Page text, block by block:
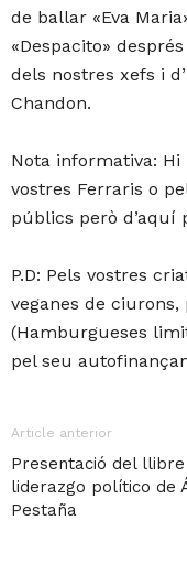
de ballar «Eva
«Despacito»
dels nostres xefs i
Chandon.
Nota informativa:
vostres Ferraris o
públics però d’aquí
P.D: Pels vostres
veganes de
(Hamburgueses
pel seu
Article anterior
Presentació del
liderazgo político de
Pestaña